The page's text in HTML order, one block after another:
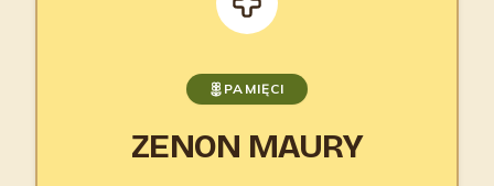
PAMIĘCI
ZENON MAURY